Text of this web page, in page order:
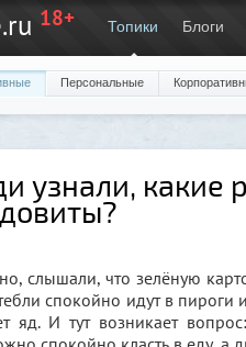
18+ Топики Блоги
Персональные
узнали, какие
слышали, что зелёную
спокойно идут в
яд. И тут возникает